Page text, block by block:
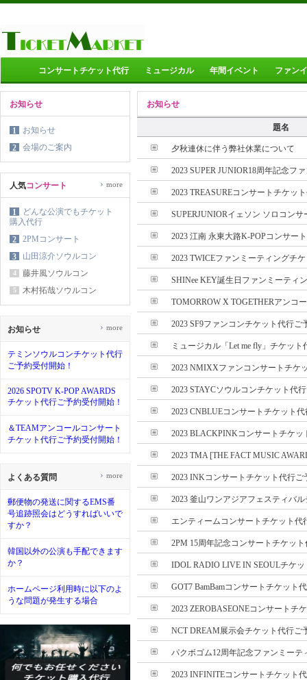
コンサートチケット代行 ミュージカル 年間イベント ファン
お知らせ
1
お知らせ
2
会場のご案内
人気コンサート
1
どんな公演でもチケット
購入代行
2
2PMコンサート
3
山田涼介ソウルコン
4 藤井風ソウルコン
5 木村拓哉ソウルコン
› more
お知らせ
テミンソウルコンチケット代行
ご予約受付開始！
2026 SPOTV K-POP AWARDS
チケット代行ご予約受付開始！
＆TEAMアンコールコンサート
チケット代行ご予約受付開始！
› more
よくある質問
郵便物の発送に関するEMS番
号追跡照会はどうすればいいで
すか？
韓国以外の公演も手配できます
か？
ホームページ利用時に以下のよ
うな問題が発生する場合
› more
お知らせ
題名
夕秋連休に伴う弊社休業について
2023 SUPER JUNIOR18周年記念フ
2023 TREASUREコンサートチケッ
SUPERJUNIORイェソン ソロコンサ
2023 江南 永東大路K-POPコンサー
2023 TWICEファンミーティングチ
SHINee KEY誕生日ファンミーティ
TOMORROW X TOGETHERアンコ
2023 SF9ファンコンチケット代行ご
ミュージカル「Let me fly」チケット
2023 NMIXXファンコンサートチケ
2023 STAYCソウルコンチケット代
2023 CNBLUEコンサートチケット
2023 BLACKPINKコンサートチケッ
2023 TMA [THE FACT MUSIC
2023 INKコンサートチケット代行ご
2023 釜山ワンアジアフェスティバ
エンティームコンサートチケット代
2PM 15周年記念コンサートチケッ
IDOL RADIO LIVE IN SEOULチケッ
GOT7 BamBamコンサートチケット
2023 ZEROBASEONEコンサートチ
NCT DREAM展示会チケット代行ご
パクボゴム12周年記念ファンミーテ
2023 INFINITEコンサートチケット